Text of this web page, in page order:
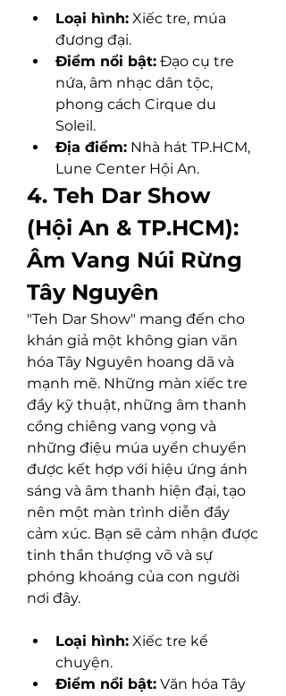
Loại hình: Xiếc tre, múa
đương đại.
Điểm nổi bật: Đạo cụ tre
nứa, âm nhạc dân tộc,
phong cách Cirque du
Soleil.
Địa điểm: Nhà hát TP.HCM,
Lune Center Hội An.
4. Teh Dar Show
(Hội An & TP.HCM):
Âm Vang Núi Rừng
Tây Nguyên
"Teh Dar Show" mang đến cho
khán giả một không gian văn
hóa Tây Nguyên hoang dã và
mạnh mẽ. Những màn xiếc tre
đầy kỹ thuật, những âm thanh
cồng chiêng vang vọng và
những điệu múa uyển chuyển
được kết hợp với hiệu ứng ánh
sáng và âm thanh hiện đại, tạo
nên một màn trình diễn đầy
cảm xúc. Bạn sẽ cảm nhận được
tinh thần thượng võ và sự
phóng khoáng của con người
nơi đây.
Loại hình: Xiếc tre kể
chuyện.
Điểm nổi bật: Văn hóa Tây